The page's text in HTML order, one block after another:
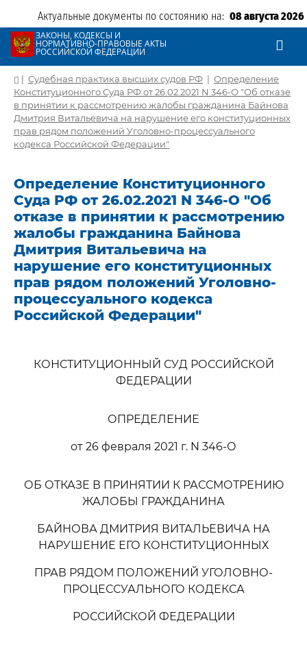
Актуальные документы по состоянию на: 08 августа 2026
ЗАКОНЫ, КОДЕКСЫ И
НОРМАТИВНО-ПРАВОВЫЕ АКТЫ
РОССИЙСКОЙ ФЕДЕРАЦИИ
| Судебная практика высших судов РФ | Определение
Конституционного Суда РФ от 26.02.2021 N 346-О "Об отказе
в принятии к рассмотрению жалобы гражданина Байнова
Дмитрия Витальевича на нарушение его конституционных
прав рядом положений Уголовно-процессуального
кодекса Российской Федерации"
Определение Конституционного
Суда РФ от 26.02.2021 N 346-О "Об
отказе в принятии к рассмотрению
жалобы гражданина Байнова
Дмитрия Витальевича на
нарушение его конституционных
прав рядом положений Уголовно-
процессуального кодекса
Российской Федерации"
КОНСТИТУЦИОННЫЙ СУД РОССИЙСКОЙ
ФЕДЕРАЦИИ
ОПРЕДЕЛЕНИЕ
от 26 февраля 2021 г. N 346-О
ОБ ОТКАЗЕ В ПРИНЯТИИ К РАССМОТРЕНИЮ
ЖАЛОБЫ ГРАЖДАНИНА
БАЙНОВА ДМИТРИЯ ВИТАЛЬЕВИЧА НА
НАРУШЕНИЕ ЕГО КОНСТИТУЦИОННЫХ
ПРАВ РЯДОМ ПОЛОЖЕНИЙ УГОЛОВНО-
ПРОЦЕССУАЛЬНОГО КОДЕКСА
РОССИЙСКОЙ ФЕДЕРАЦИИ